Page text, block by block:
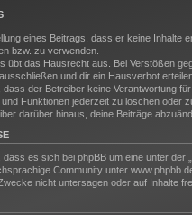
eines Beitrags, dass er keine Inhalte
bzw. zu verwenden.
übt das Hausrecht aus. Bei Verstößen
und dir ein Hausverbot
der Betreiber keine Verantwortung
Funktionen jederzeit zu löschen oder
darüber hinaus, deine Beiträge
es sich bei phpBB um eine unter der „
Community unter
nicht untersagen oder auf Inhalte